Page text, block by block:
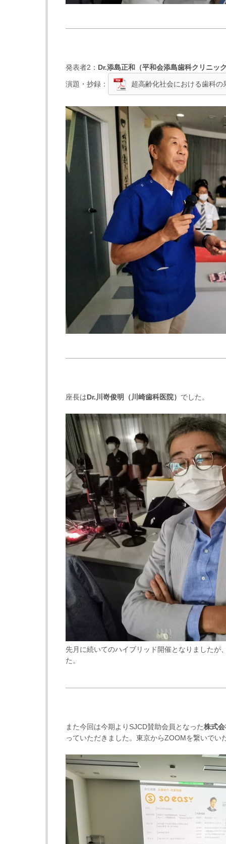
発表者2： Dr.添島正和 （平和会添島歯科クリニッ
演題・抄録： 超高齢化社会における歯科の
座長はDr.川嵜俊明 （川崎歯科医院） でした。
先月に続いてのハイブリッド開催となりました
た。
また今回は今期よりSJCD賛助会員となった株式
っていただきました。東京からZOOMを繋いで